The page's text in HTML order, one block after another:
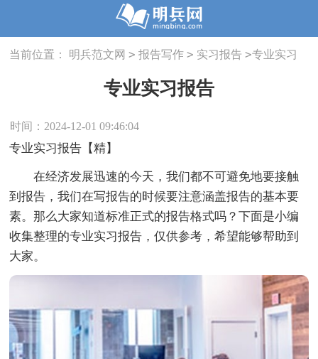
当前位置： 明兵范文网 > 报告写作 > 实习报告 >专业实习
专业实习报告
时间：2024-12-01 09:46:04
专业实习报告【精】
在经济发展迅速的今天，我们都不可避免地要接触
到报告，我们在写报告的时候要注意涵盖报告的基本要
素。那么大家知道标准正式的报告格式吗？下面是小编
收集整理的专业实习报告，仅供参考，希望能够帮助到
大家。